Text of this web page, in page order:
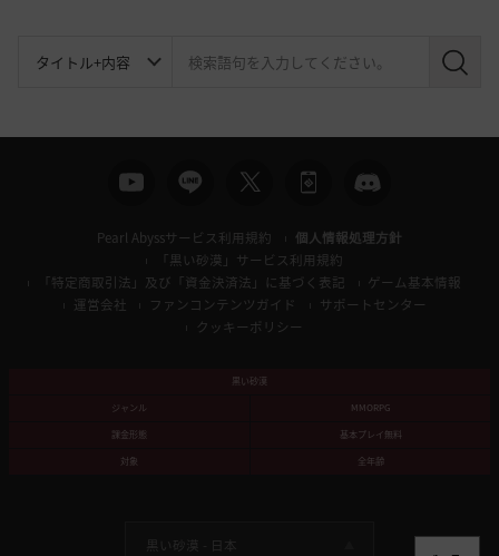
検
Pearl Abyssサービス利用規約
個人情報処理方針
「黒い砂漠」サービス利用規約
「特定商取引法」及び「資金決済法」に基づく表記
ゲーム基本情報
運営会社
ファンコンテンツガイド
サポートセンター
クッキーポリシー
黒い砂漠
ジャンル
MMORPG
課金形態
基本プレイ無料
対象
全年齢
黒い砂漠 - 日本